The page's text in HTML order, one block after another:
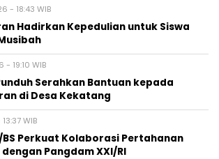
- 18:43 WIB
Hadirkan Kepedulian untuk Siswa
- 19:10 WIB
Serahkan Bantuan kepada
di Desa Kekatang
WIB
Perkuat Kolaborasi Pertahanan
Pangdam XXI/RI